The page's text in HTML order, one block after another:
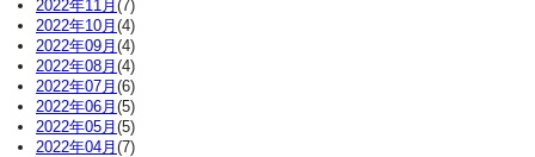
2022年11月 (7)
2022年10月 (4)
2022年09月 (4)
2022年08月 (4)
2022年07月 (6)
2022年06月 (5)
2022年05月 (5)
2022年04月 (7)